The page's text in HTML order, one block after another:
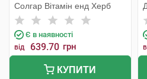
Солгар Вітамін енд Херб
Є в наявності
від 639.70 грн
КУПИТИ